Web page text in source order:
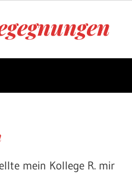
mein Kollege R. mir